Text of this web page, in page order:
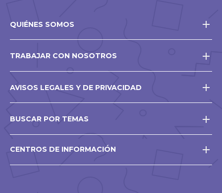
QUIÉNES SOMOS
TRABAJAR CON NOSOTROS
AVISOS LEGALES Y DE PRIVACIDAD
BUSCAR POR TEMAS
CENTROS DE INFORMACIÓN